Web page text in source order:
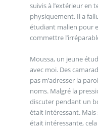
suivis à l’extérieur en
physiquement. Il a
étudiant malien pour
commettre
Moussa, un jeune
avec moi. Des
pas m’adresser la
noms. Malgré la
discuter pendant un
était intéressant. Mais
était intéressante, cela ne